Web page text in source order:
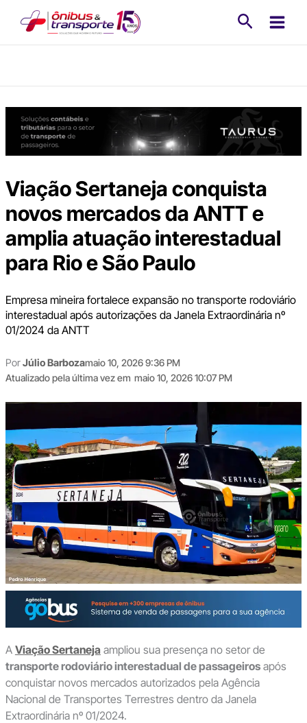
Viação Sertaneja conquista
novos mercados da ANTT e
amplia atuação interestadual
para Rio e São Paulo
Empresa mineira fortalece expansão no transporte rodoviário
interestadual após autorizações da Janela Extraordinária nº
01/2024 da ANTT
PorJúlio Barbozamaio 10, 2026 9:36 PM
Atualizado pela última vez em maio 10, 2026 10:07 PM
A Viação Sertaneja ampliou sua presença no setor de
transporte rodoviário interestadual de passageirosapós
conquistar novos mercados autorizados pela Agência
Nacional de Transportes Terrestres dentro da Janela
Extraordinária nº 01/2024.